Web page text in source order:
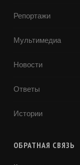
Репортажи
Мультимедиа
Новости
Ответы
Истории
ОБРАТНАЯ СВЯЗЬ